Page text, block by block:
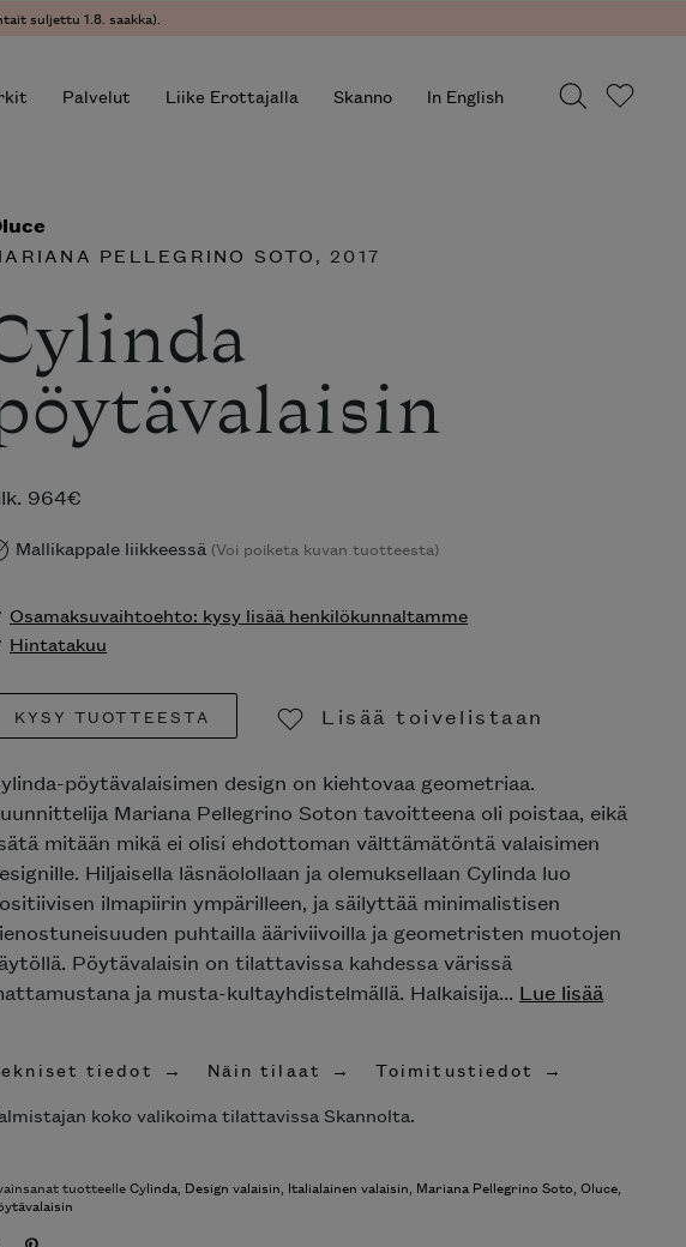
suljettu 1.8. saakka).
Palvelut Liike Erottajalla Skanno In English
PELLEGRINO SOTO, 2017
964€
Mallikappale liikkeessä (Voi poiketa kuvan tuotteesta)
Osamaksuvaihtoehto: kysy lisää henkilökunnaltamme
Hintatakuu
KYSY TUOTTEESTA
Lisää toivelistaan
pöytävalaisimen design on kiehtovaa geometriaa.
Mariana Pellegrino Soton tavoitteena oli poistaa, eikä
mitään mikä ei olisi ehdottoman välttämätöntä valaisimen
Hiljaisella läsnäolollaan ja olemuksellaan Cylinda luo
ilmapiirin ympärilleen, ja säilyttää minimalistisen
puhtailla ääriviivoilla ja geometristen muotojen
Pöytävalaisin on tilattavissa kahdessa värissä
ja musta-kultayhdistelmällä. Halkaisija... Lue lisää
tiedot Näin tilaat
Toimitustiedot
koko valikoima tilattavissa Skannolta.
tuotteelleCylinda, Design valaisin, Italialainen valaisin, Mariana Pellegrino Soto,Oluce,